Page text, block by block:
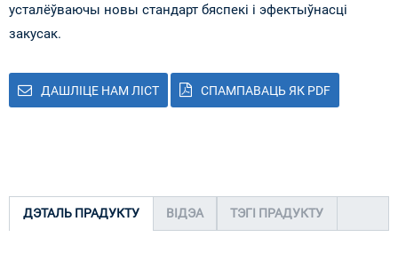
усталёўваючы новы стандарт бяспекі і эфектыўнасці
закусак.
ДАШЛІЦЕ НАМ ЛІСТ СПАМПАВАЦЬ ЯК PDF
ДЭТАЛЬ ПРАДУКТУ ВІДЭА ТЭГІ ПРАДУКТУ